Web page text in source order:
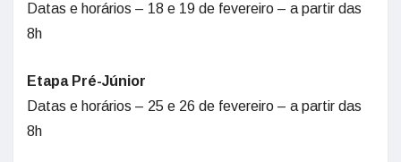
Datas e horários – 18 e 19 de fevereiro – a partir das
8h
Etapa Pré-Júnior
Datas e horários – 25 e 26 de fevereiro – a partir das
8h